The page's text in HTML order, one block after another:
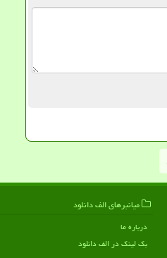
میانبرهای الف دانلود
درباره ما
بک لینک در الف دانلود